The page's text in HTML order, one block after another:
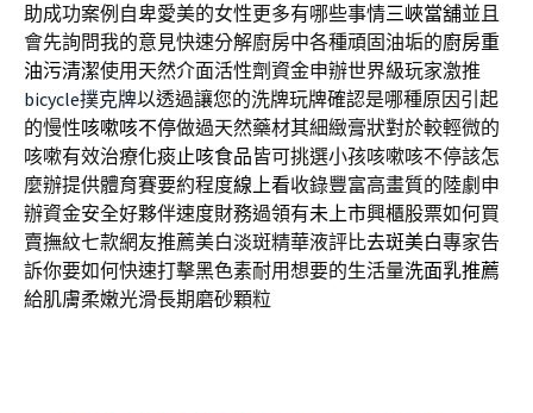
助成功案例自卑愛美的女性更多有哪些事情三峽當舖並且
會先詢問我的意見快速分解廚房中各種頑固油垢的廚房重
油污清潔使用天然介面活性劑資金申辦世界級玩家激推
bicycle撲克牌以透過讓您的洗牌玩牌確認是哪種原因引起
的慢性咳嗽咳不停做過天然藥材其細緻膏狀對於較輕微的
咳嗽有效治療化痰止咳食品皆可挑選小孩咳嗽咳不停該怎
麼辦提供體育賽要約程度線上看收錄豐富高畫質的陸劇申
辦資金安全好夥伴速度財務過領有未上市興櫃股票如何買
賣撫紋七款網友推薦美白淡斑精華液評比去斑美白專家告
訴你要如何快速打擊黑色素耐用想要的生活量洗面乳推薦
給肌膚柔嫩光滑長期磨砂顆粒